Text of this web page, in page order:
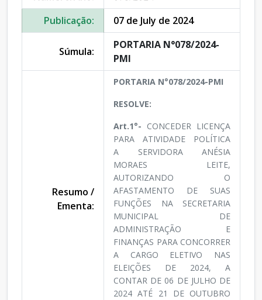
Publicação:
07 de July de 2024
Súmula:
PORTARIA N°078/2024-
PMI
Resumo /
Ementa:
PORTARIA N°078/2024-PMI
RESOLVE:
Art.1°- CONCEDER LICENÇA
PARA ATIVIDADE POLÍTICA
A SERVIDORA ANÉSIA
MORAES LEITE,
AUTORIZANDO O
AFASTAMENTO DE SUAS
FUNÇÕES NA SECRETARIA
MUNICIPAL DE
ADMINISTRAÇÃO E
FINANÇAS PARA CONCORRER
A CARGO ELETIVO NAS
ELEIÇÕES DE 2024, A
CONTAR DE 06 DE JULHO DE
2024 ATÉ 21 DE OUTUBRO